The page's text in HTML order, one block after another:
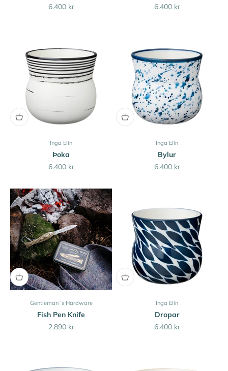
Sale price
6.400 kr
Sale price
6.400 kr
Inga Elín
Þoka
Sale price
6.400 kr
Inga Elín
Bylur
Sale price
6.400 kr
Gentleman´s Hardware
Fish Pen Knife
Sale price
2.890 kr
Inga Elín
Dropar
Sale price
6.400 kr